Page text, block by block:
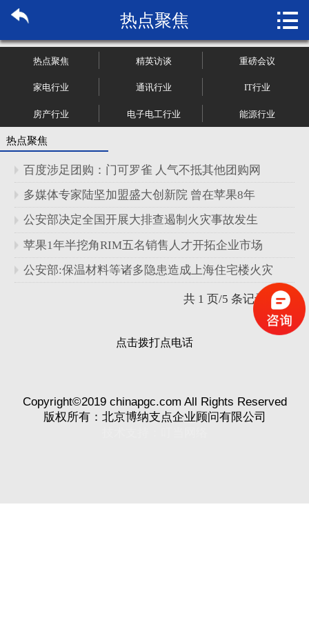
关于博纳
管理咨询
大数据
新闻资讯
加入我们
热点聚焦 
热点聚焦 精英访谈 重磅会议
家电行业 通讯行业 IT行业
房产行业 电子电工行业 能源行业
热点聚焦
百度涉足团购：门可罗雀 人气不抵其他团购网
多媒体专家陆坚加盟盛大创新院 曾在苹果8年
公安部决定全国开展大排查遏制火灾事故发生
苹果1年半挖角RIM五名销售人才开拓企业市场
公安部:保温材料等诸多隐患造成上海住宅楼火灾
共 1 页/5 条记录
点击拨打点电话
Copyright©2019 chinapgc.com All Rights Reserved
版权所有：北京博纳支点企业顾问有限公司